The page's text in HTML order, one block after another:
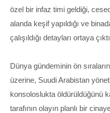
özel bir infaz timi geldiği,
alanda keşif yapıldığı ve
çalışıldığı detayları ortaya
Dünya gündeminin ön
üzerine, Suudi Arabistan
konsoloslukta öldürüldüğünü
tarafının olayın planlı bir